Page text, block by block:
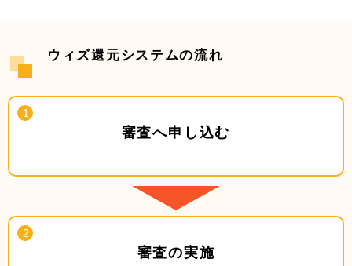
ウィズ還元システムの流れ
審査へ申し込む
審査の実施